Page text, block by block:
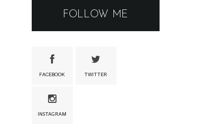
FOLLOW ME
FACEBOOK TWITTER
INSTAGRAM